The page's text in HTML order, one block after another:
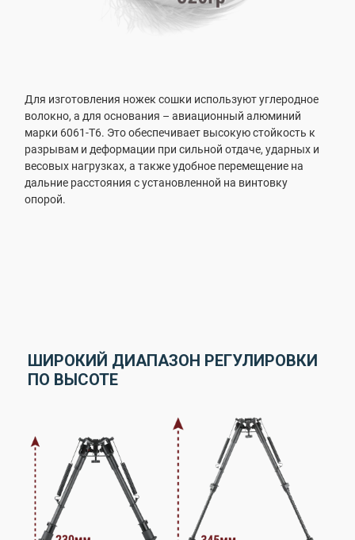
Для изготовления ножек сошки используют углеродное
волокно, а для основания – авиационный алюминий
марки 6061-T6. Это обеспечивает высокую стойкость к
разрывам и деформации при сильной отдаче, ударных и
весовых нагрузках, а также удобное перемещение на
дальние расстояния с установленной на винтовку
опорой.
ШИРОКИЙ ДИАПАЗОН РЕГУЛИРОВКИ
ПО ВЫСОТЕ